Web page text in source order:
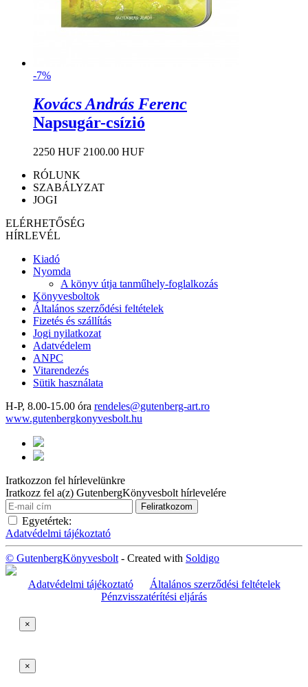
-7%
Kovács András Ferenc
Napsugár-csízió
2250 HUF 2100.00 HUF
RÓLUNK
SZABÁLYZAT
JOGI
ELÉRHETŐSÉG
HÍRLEVÉL
Kiadó
Nyomda
A könyv útja tanműhely-foglalkozás
Könyvesboltok
Általános szerződési feltételek
Fizetés és szállítás
Jogi nyilatkozat
Adatvédelem
ANPC
Vitarendezés
Sütik használata
H-P, 8.00-15.00 óra rendeles@gutenberg-art.ro
www.gutenbergkonyvesbolt.hu
Iratkozzon fel hírlevelünkre
Iratkozz fel a(z) GutenbergKönyvesbolt hírlevelére
Egyetértek:
Adatvédelmi tájékoztató
© GutenbergKönyvesbolt - Created with Soldigo
Adatvédelmi tájékoztató
Általános szerződési feltételek
Pénzvisszatérítési eljárás
×
×